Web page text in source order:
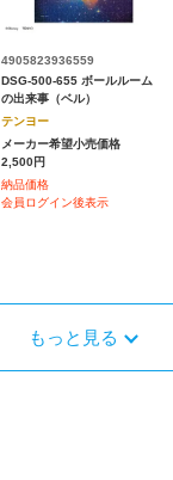
4905823936559
DSG-500-655 ボールルーム
の出来事（ベル）
テンヨー
メーカー希望小売価格
2,500円
納品価格
会員ログイン後表示
もっと見る